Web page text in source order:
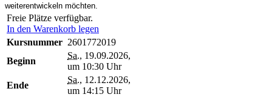
weiterentwickeln möchten.
Freie Plätze verfügbar.
In den Warenkorb legen
Kursnummer 2601772019
Beginn
Sa., 19.09.2026,
um 10:30 Uhr
Ende
Sa., 12.12.2026,
um 14:15 Uhr